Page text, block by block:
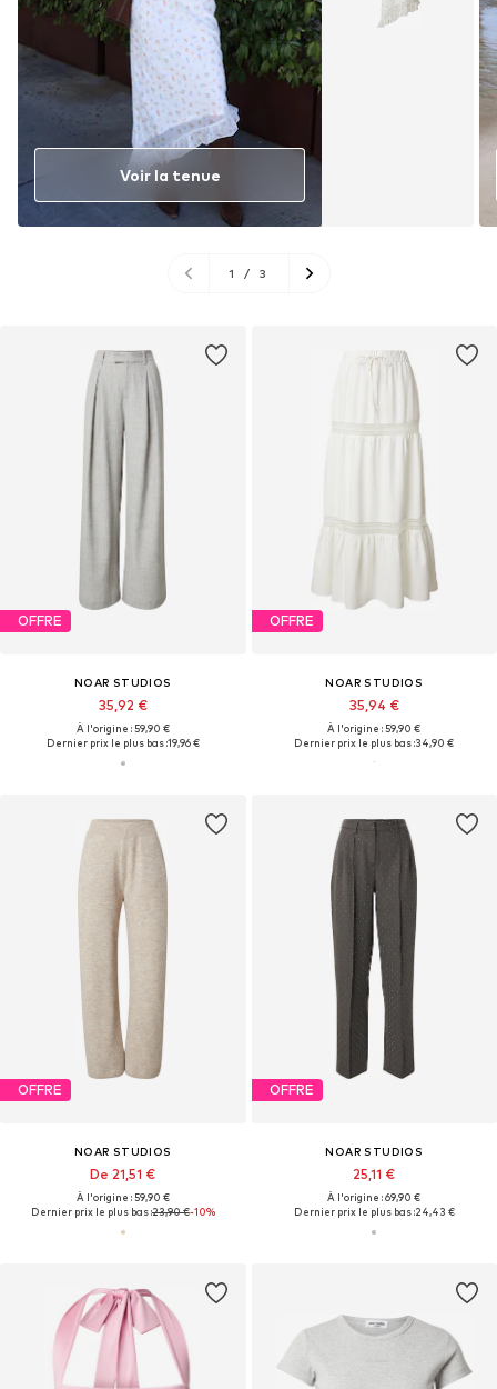
OFFRE
NOAR STUDIOS
35,92 €
À l'origine : 59,90 €
Dernier prix le plus bas :19,96 €
OFFRE
NOAR STUDIOS
35,94 €
À l'origine : 59,90 €
Dernier prix le plus bas :34,90 €
OFFRE
NOAR STUDIOS
De 21,51 €
À l'origine : 59,90 €
Dernier prix le plus bas :23,90 €-10%
OFFRE
NOAR STUDIOS
25,11 €
À l'origine : 69,90 €
Dernier prix le plus bas :24,43 €
Voir la tenue
1 / 3